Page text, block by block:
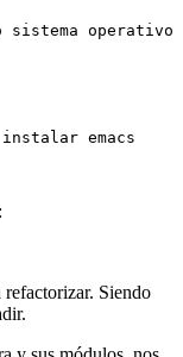
operativo
emacs
refactorizar. Siendo